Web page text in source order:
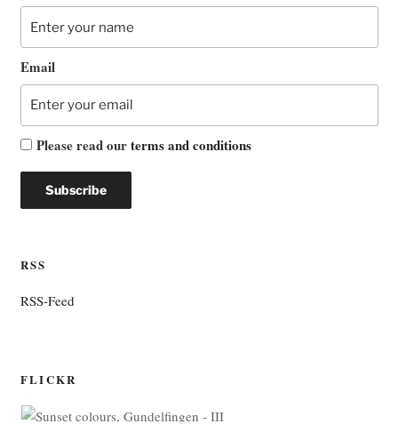
Email
Please read ourterms and conditions
RSS
RSS-Feed
FLICKR